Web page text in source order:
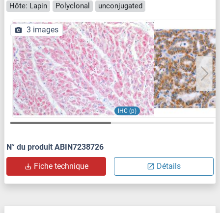
Hôte: Lapin
Polyclonal unconjugated
IHC (p)
3 images
N° du produit ABIN7238726
Fiche technique Détails